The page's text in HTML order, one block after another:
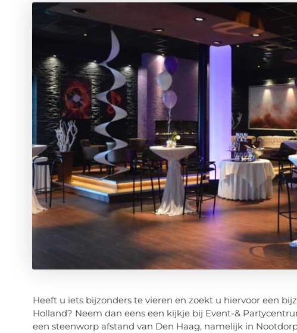
Heeft u iets bijzonders te vieren en zoekt u hiervoor een
Holland? Neem dan eens een kijkje bij Event-&
een steenworp afstand van Den Haag, namelijk in